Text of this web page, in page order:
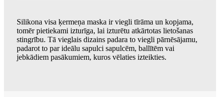
Silikona visa ķermeņa maska ​​ir viegli tīrāma un kopjama,
tomēr pietiekami izturīga, lai izturētu atkārtotas lietošanas
stingrību. Tā vieglais dizains padara to viegli pārnēsājamu,
padarot to par ideālu sapulci sapulcēm, ballītēm vai
jebkādiem pasākumiem, kuros vēlaties izteikties.